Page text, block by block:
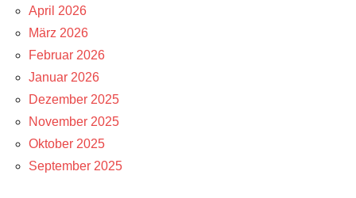
April 2026
März 2026
Februar 2026
Januar 2026
Dezember 2025
November 2025
Oktober 2025
September 2025